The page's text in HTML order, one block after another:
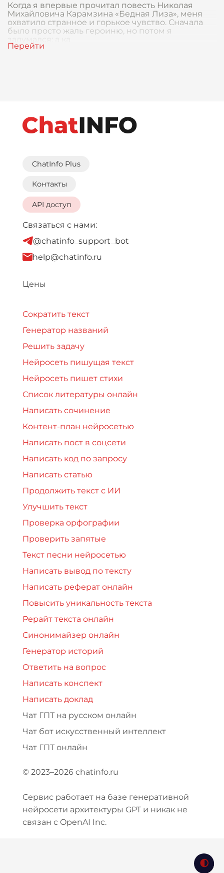
Когда я впервые прочитал повесть Николая
Михайловича Карамзина «Бедная Лиза», меня
охватило странное и горькое чувство. Сначала
было просто жаль героиню, но потом я
ChatInfo Plus
Контакты
API доступ
Связаться с нами:
@chatinfo_support_bot
help@chatinfo.ru
Цены
Сократить текст
Генератор названий
Решить задачу
Нейросеть пишущая текст
Нейросеть пишет стихи
Список литературы онлайн
Написать сочинение
Контент-план нейросетью
Написать пост в соцсети
Написать код по запросу
Написать статью
Продолжить текст с ИИ
Улучшить текст
Проверка орфографии
Проверить запятые
Текст песни нейросетью
Написать вывод по тексту
Написать реферат онлайн
Повысить уникальность текста
Рерайт текста онлайн
Синонимайзер онлайн
Генератор историй
Ответить на вопрос
Написать конспект
Написать доклад
Чат ГПТ на русском онлайн
Чат бот искусственный интеллект
Чат ГПТ онлайн
© 2023–2026 chatinfo.ru
Сервис работает на базе генеративной
нейросети архитектуры GPT и никак не
связан с OpenAI Inc.